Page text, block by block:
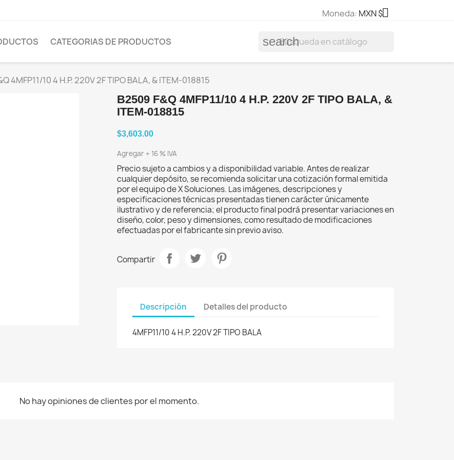
Moneda: MXN $
CATEGORIAS DE PRODUCTOS search
4MFP11/10 4 H.P. 220V 2F TIPO BALA, & ITEM-018815
B2509 F&Q 4MFP11/10 4 H.P. 220V 2F TIPO BALA, &
ITEM-018815
$3,603.00
Agregar + 16 % IVA
Precio sujeto a cambios y a disponibilidad variable. Antes de realizar
cualquier depósito, se recomienda solicitar una cotización formal emitida
por el equipo de X Soluciones. Las imágenes, descripciones y
especificaciones técnicas presentadas tienen carácter únicamente
ilustrativo y de referencia; el producto final podrá presentar variaciones en
diseño, color, peso y dimensiones, como resultado de modificaciones
efectuadas por el fabricante sin previo aviso.
Compartir
Descripción Detalles del producto
4MFP11/10 4 H.P. 220V 2F TIPO BALA
No hay opiniones de clientes por el momento.